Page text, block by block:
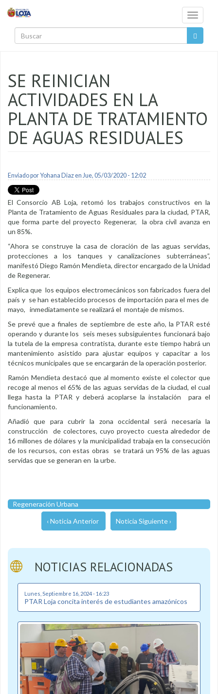
Toggle
SE REINICIAN
ACTIVIDADES EN LA
PLANTA DE TRATAMIENTO
DE AGUAS RESIDUALES
Enviado porYohana Diazen Jue, 05/03/2020 - 12:02
El Consorcio AB Loja, retomó los trabajos constructivos en la
Planta de Tratamiento de Aguas Residuales para la ciudad, PTAR,
que forma parte del proyecto Regenerar, la obra civil avanza en
un 85%.
“Ahora se construye la casa de cloración de las aguas servidas,
protecciones a los tanques y canalizaciones subterráneas”,
manifestó Diego Ramón Mendieta, director encargado de la Unidad
de Regenerar.
Explica que los equipos electromecánicos son fabricados fuera del
país y se han establecido procesos de importación para el mes de
mayo, inmediatamente se realizará el montaje de mismos.
Se prevé que a finales de septiembre de este año, la PTAR esté
operando y durante los seis meses subsiguientes funcionará bajo
la tutela de la empresa contratista, durante este tiempo habrá un
mantenimiento asistido para ajustar equipos y capacitar a los
técnicos municipales que se encargarán de la operación posterior.
Ramón Mendieta destacó que al momento existe el colector que
recoge al menos el 65% de las aguas servidas de la ciudad, el cual
llega hasta la PTAR y deberá acoplarse la instalación para el
funcionamiento.
Añadió que para cubrir la zona occidental será necesaria la
construcción de colectores, cuyo proyecto cuesta alrededor de
16 millones de dólares y la municipalidad trabaja en la consecución
de los recursos, con estas obras se tratará un 95% de las aguas
servidas que se generan en la urbe.
Regeneración Urbana
‹ Noticia Anterior Noticia Siguiente ›
NOTICIAS RELACIONADAS
Lunes, Septiembre 16, 2024 - 16:23
PTAR Loja concita interés de estudiantes amazónicos